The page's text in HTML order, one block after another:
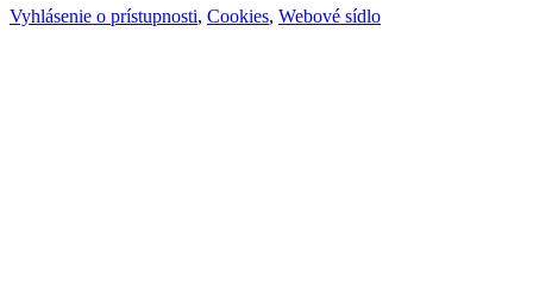
Vyhlásenie o prístupnosti, Cookies, Webové sídlo